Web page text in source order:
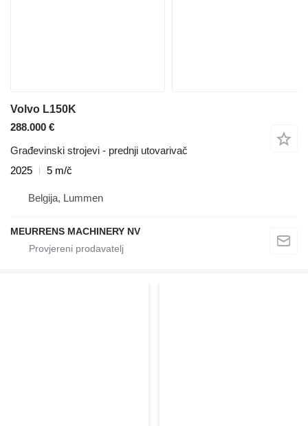
Volvo L150K
288.000 €
Građevinski strojevi - prednji utovarivač
2025
5 m/č
Belgija, Lummen
MEURRENS MACHINERY NV